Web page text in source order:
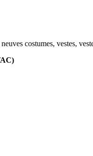
costumes, vestes,